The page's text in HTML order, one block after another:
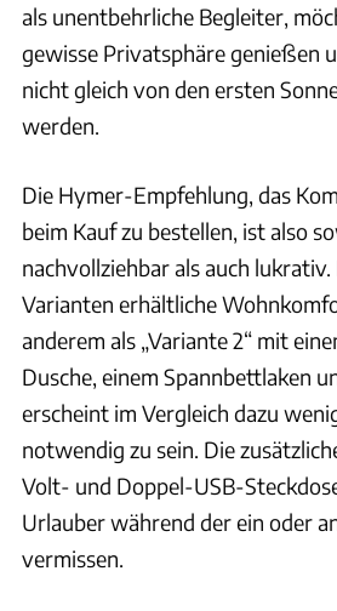
als unentbehrliche Begleiter,
gewisse Privatsphäre genießen
nicht gleich von den ersten
werden.
Die Hymer-Empfehlung, das
beim Kauf zu bestellen, ist also
nachvollziehbar als auch lukrativ.
Varianten erhältliche
anderem als „Variante 2“ mit
Dusche, einem Spannbettlaken
erscheint im Vergleich dazu
notwendig zu sein. Die
Volt- und Doppel-USB-
Urlauber während der ein oder
vermissen.